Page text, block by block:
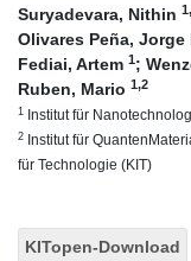
Suryadevara, Nithin 1
Olivares Peña, Jorge
Fediai, Artem 1;
Ruben, Mario 1,2
1 Institut für
2 Institut für
für Technologie (KIT)
KITopen-Download